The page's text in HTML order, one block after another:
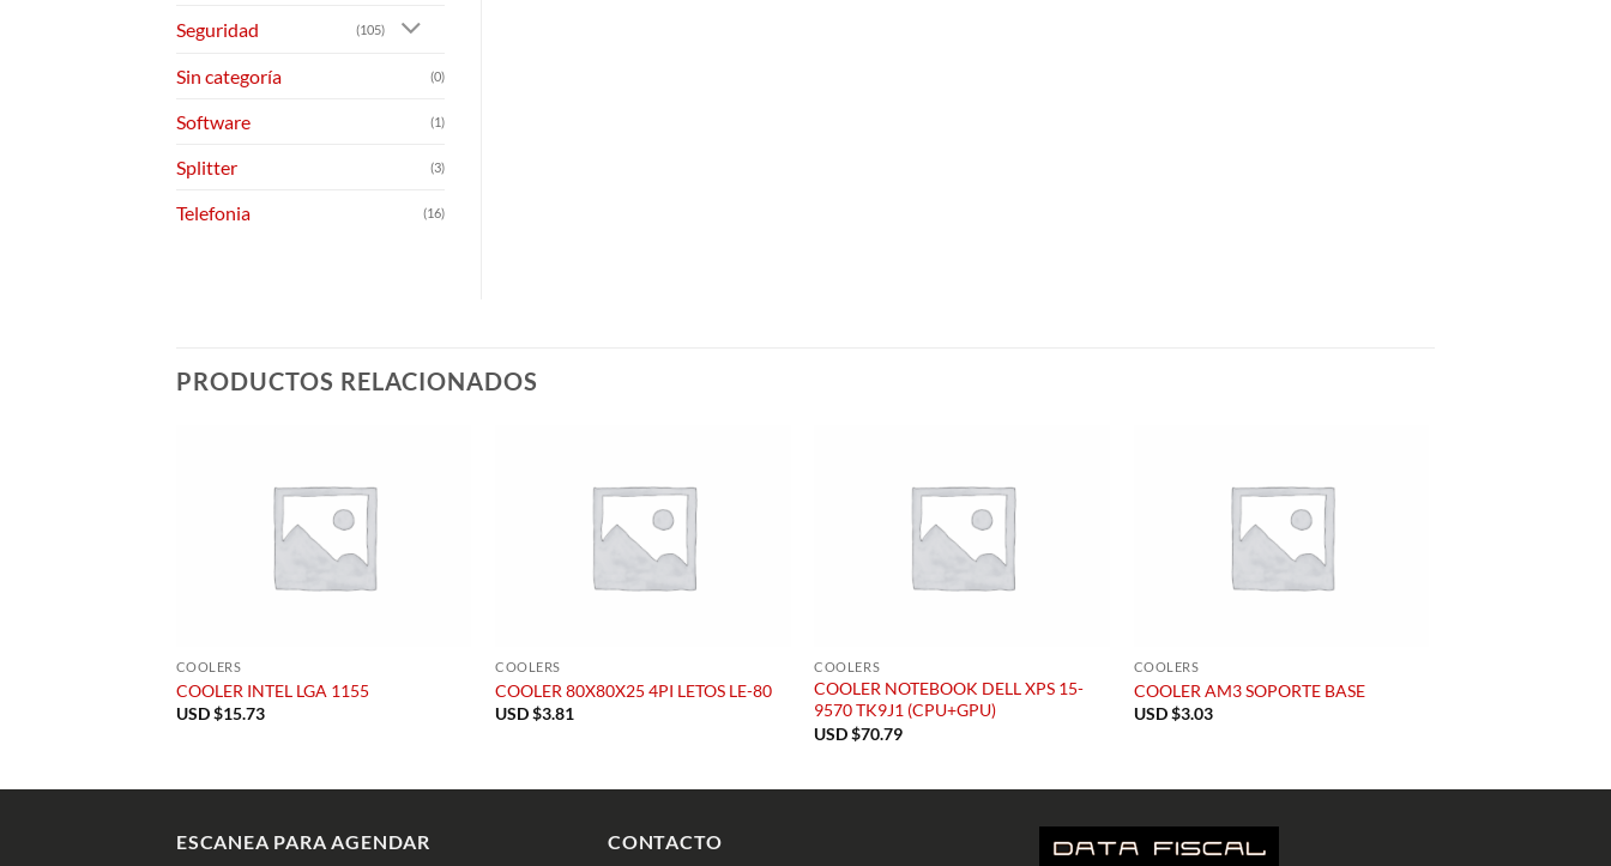
Seguridad (105)
Sin categoría (0)
Software (1)
Splitter (3)
Telefonia (16)
PRODUCTOS RELACIONADOS
COOLERS
COOLER INTEL LGA 1155
USD $15.73
COOLERS
COOLER 80X80X25 4PI LETOS LE-80
USD $3.81
COOLERS
COOLER NOTEBOOK DELL XPS 15-
9570 TK9J1 (CPU+GPU)
USD $70.79
COOLERS
COOLER AM3 SOPORTE BASE
USD $3.03
ESCANEA PARA AGENDAR CONTACTO